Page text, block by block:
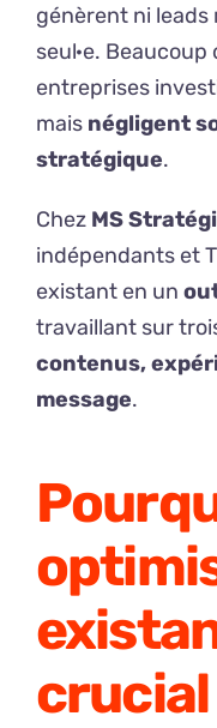
génèrent ni leads
seul·e.
entreprises
mais négligent
stratégique.
Chez MS
indépendants et
existant en un
travaillant sur
contenus,
message.
crucial